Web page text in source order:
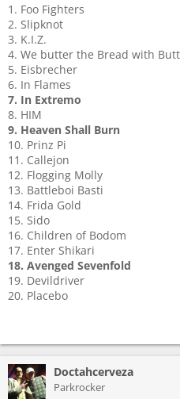
:
1. Foo Fighters
2. Slipknot
3. K.I.Z.
4. We butter the Bread with
5. Eisbrecher
6. In Flames
7. In Extremo
8. HIM
9. Heaven Shall Burn
10. Prinz Pi
11. Callejon
12. Flogging Molly
13. Battleboi Basti
14. Frida Gold
15. Sido
16. Children of Bodom
17. Enter Shikari
18. Avenged Sevenfold
19. Devildriver
20. Placebo
Doctahcerveza
Parkrocker